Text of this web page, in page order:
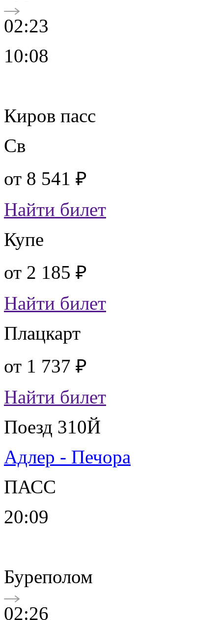
02:23
10:08
Киров пасс
Св
от 8 541 ₽
Найти билет
Купе
от 2 185 ₽
Найти билет
Плацкарт
от 1 737 ₽
Найти билет
Поезд 310Й
Адлер - Печора
ПАСС
20:09
Буреполом
02:26